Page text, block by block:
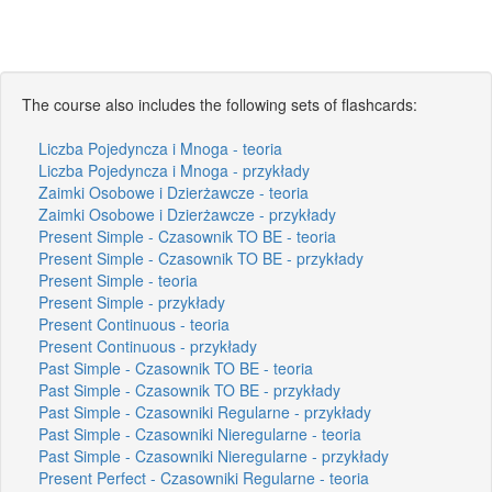
The course also includes the following sets of flashcards:
Liczba Pojedyncza i Mnoga - teoria
Liczba Pojedyncza i Mnoga - przykłady
Zaimki Osobowe i Dzierżawcze - teoria
Zaimki Osobowe i Dzierżawcze - przykłady
Present Simple - Czasownik TO BE - teoria
Present Simple - Czasownik TO BE - przykłady
Present Simple - teoria
Present Simple - przykłady
Present Continuous - teoria
Present Continuous - przykłady
Past Simple - Czasownik TO BE - teoria
Past Simple - Czasownik TO BE - przykłady
Past Simple - Czasowniki Regularne - przykłady
Past Simple - Czasowniki Nieregularne - teoria
Past Simple - Czasowniki Nieregularne - przykłady
Present Perfect - Czasowniki Regularne - teoria